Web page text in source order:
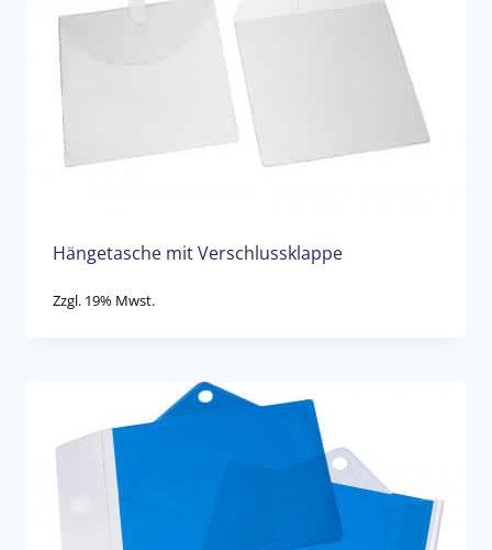
Hängetasche mit Verschlussklappe
Zzgl. 19% Mwst.